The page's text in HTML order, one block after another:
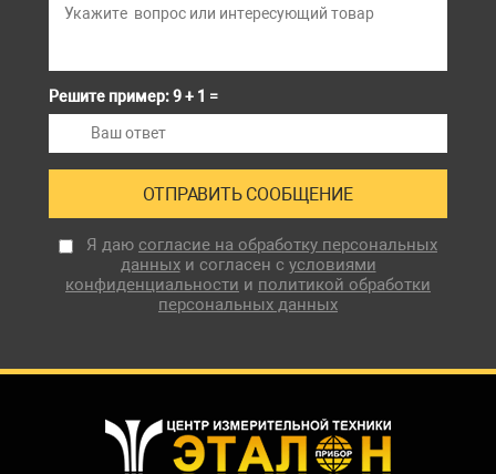
Решите пример: 9 + 1 =
Я даю согласие на обработку персональных
данныхи согласен с условиями
конфиденциальности и политикой обработки
персональных данных